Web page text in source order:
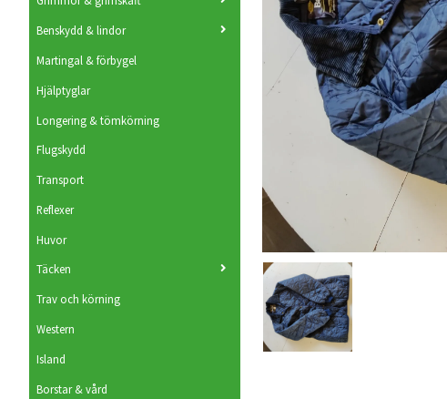
Benskydd & lindor
Martingal & förbygel
Hjälptyglar
Longering & tömkörning
Flugskydd
Transport
Reflexer
Huvor
Täcken
Trav och körning
Western
Island
Borstar & vård